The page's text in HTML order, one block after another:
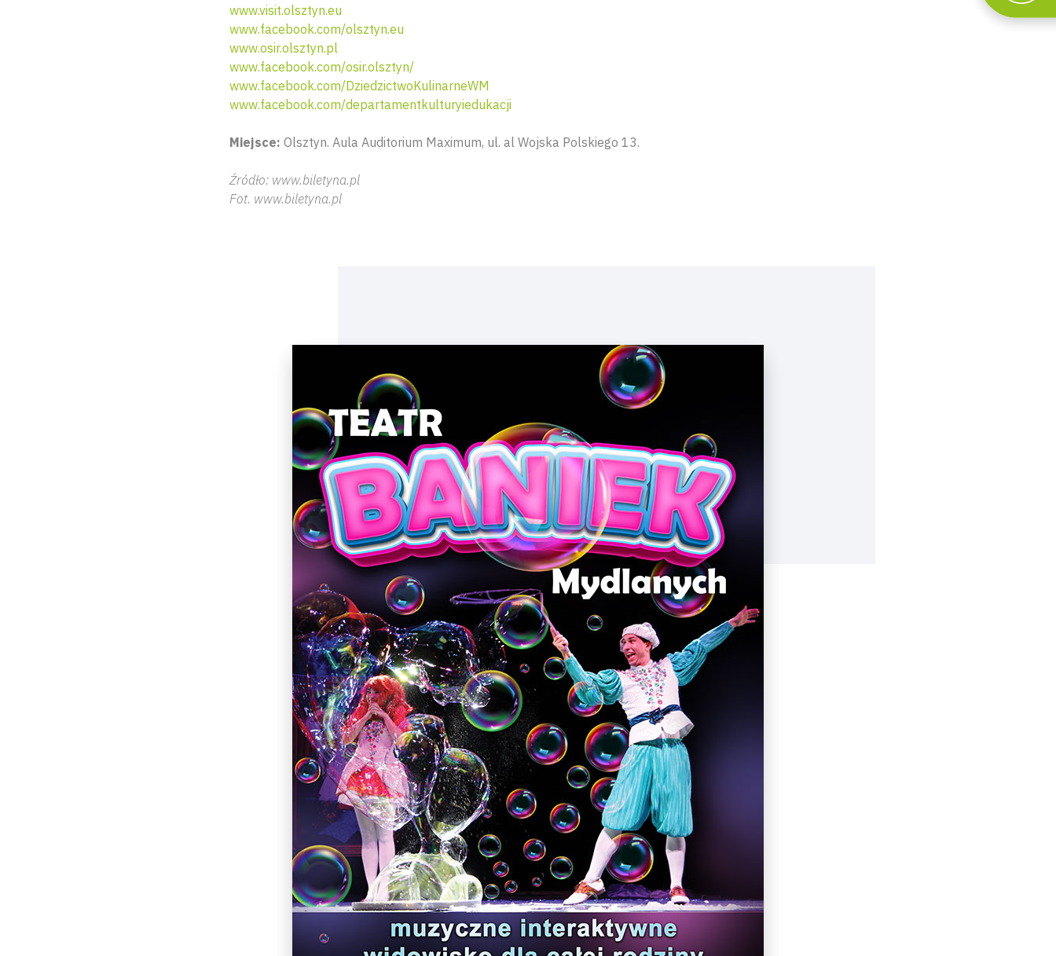
www.visit.olsztyn.eu
www.facebook.com/olsztyn.eu
www.osir.olsztyn.pl
www.facebook.com/osir.olsztyn/
www.facebook.com/DziedzictwoKulinarneWM
www.facebook.com/departamentkulturyiedukacji
Miejsce: Olsztyn. Aula Auditorium Maximum, ul. al Wojska Polskiego 13.
Źródło: www.biletyna.pl
Fot. www.biletyna.pl